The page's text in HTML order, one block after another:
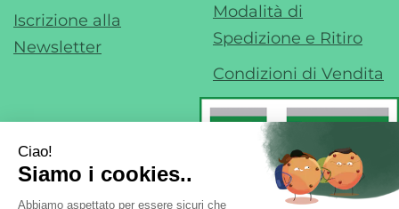
Iscrizione alla
Newsletter
Modalità di
Spedizione e Ritiro
Condizioni di Vendita